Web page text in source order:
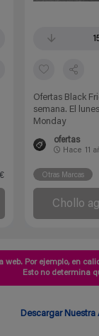
Ofertas Black
semana. El
Monday
ofertas
Hace 11
Otras Marcas
Chollo
Por ejemplo, en
Esto no determina
Descargar Nuestra